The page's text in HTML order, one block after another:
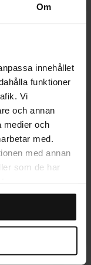
Om
innehållet
funktioner
Vi
och annan
medier och
med.
med annan
som de har
Hög Trä Vit
Lägg till i